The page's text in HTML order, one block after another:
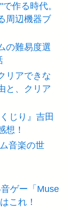
作る時代。
周辺機器ブ
の難易度選
リアできな
と、クリア
じり』吉田
想！
音楽の世
ゲー「Muse
これ！